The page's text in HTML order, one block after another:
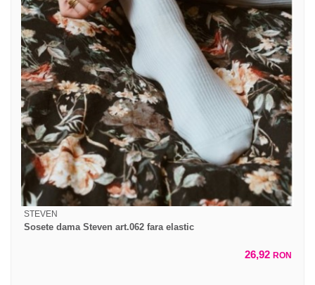
STEVEN
Sosete dama Steven art.062 fara elastic
26,92 RON